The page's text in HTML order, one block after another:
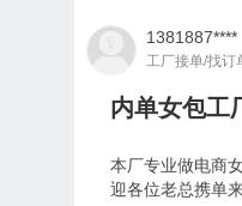
1381887****
工厂接单/找订
内单女包工
本厂专业做电商
迎各位老总携单